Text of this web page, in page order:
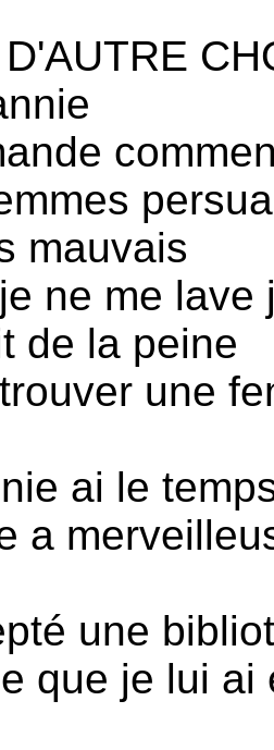
mauvais
ne me lave
de la peine
une
ai le
a
une
que je lui